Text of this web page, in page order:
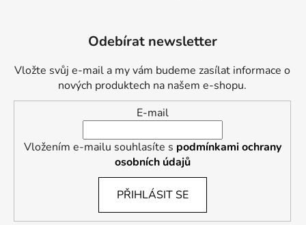
Odebírat newsletter
Vložte svůj e-mail a my vám budeme zasílat informace o
nových produktech na našem e-shopu.
E-mail
Vložením e-mailu souhlasíte s podmínkami ochrany
osobních údajů
PŘIHLÁSIT SE